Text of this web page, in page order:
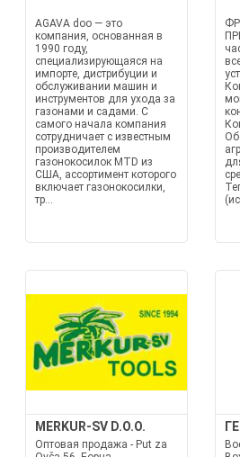
AGAVA doo — это
компания, основанная в
1990 году,
специализирующаяся на
импорте, дистрибуции и
обслуживании машин и
инструментов для ухода за
газонами и садами. С
самого начала компания
сотрудничает с известным
производителем
газонокосилок MTD из
США, ассортимент которого
включает газонокосилки,
тр...
MERKUR-SV D.O.O.
Оптовая продажа - Put za